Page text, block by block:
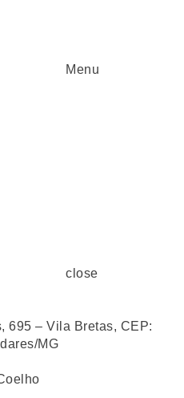
Menu
close
695 – Vila Bretas, CEP:
MG